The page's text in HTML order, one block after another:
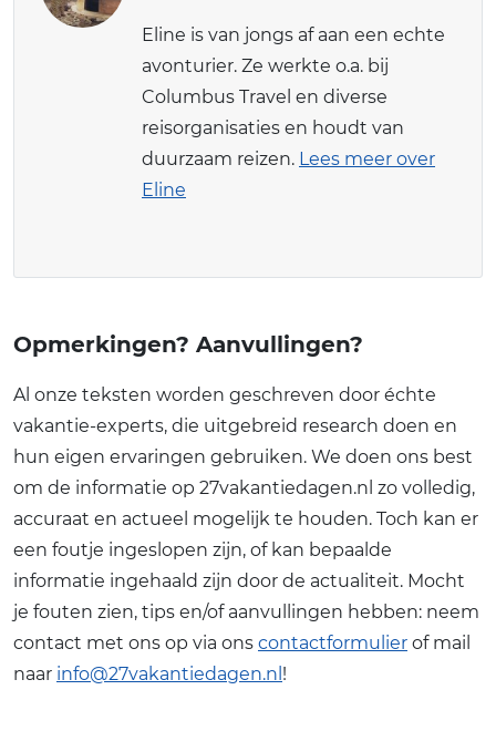
Eline is van jongs af aan een echte
avonturier. Ze werkte o.a. bij
Columbus Travel en diverse
reisorganisaties en houdt van
duurzaam reizen. Lees meer over
Eline
Opmerkingen? Aanvullingen?
Al onze teksten worden geschreven door échte
vakantie-experts, die uitgebreid research doen en
hun eigen ervaringen gebruiken. We doen ons best
om de informatie op 27vakantiedagen.nl zo volledig,
accuraat en actueel mogelijk te houden. Toch kan er
een foutje ingeslopen zijn, of kan bepaalde
informatie ingehaald zijn door de actualiteit. Mocht
je fouten zien, tips en/of aanvullingen hebben: neem
contact met ons op via ons contactformulier of mail
naar info@27vakantiedagen.nl !